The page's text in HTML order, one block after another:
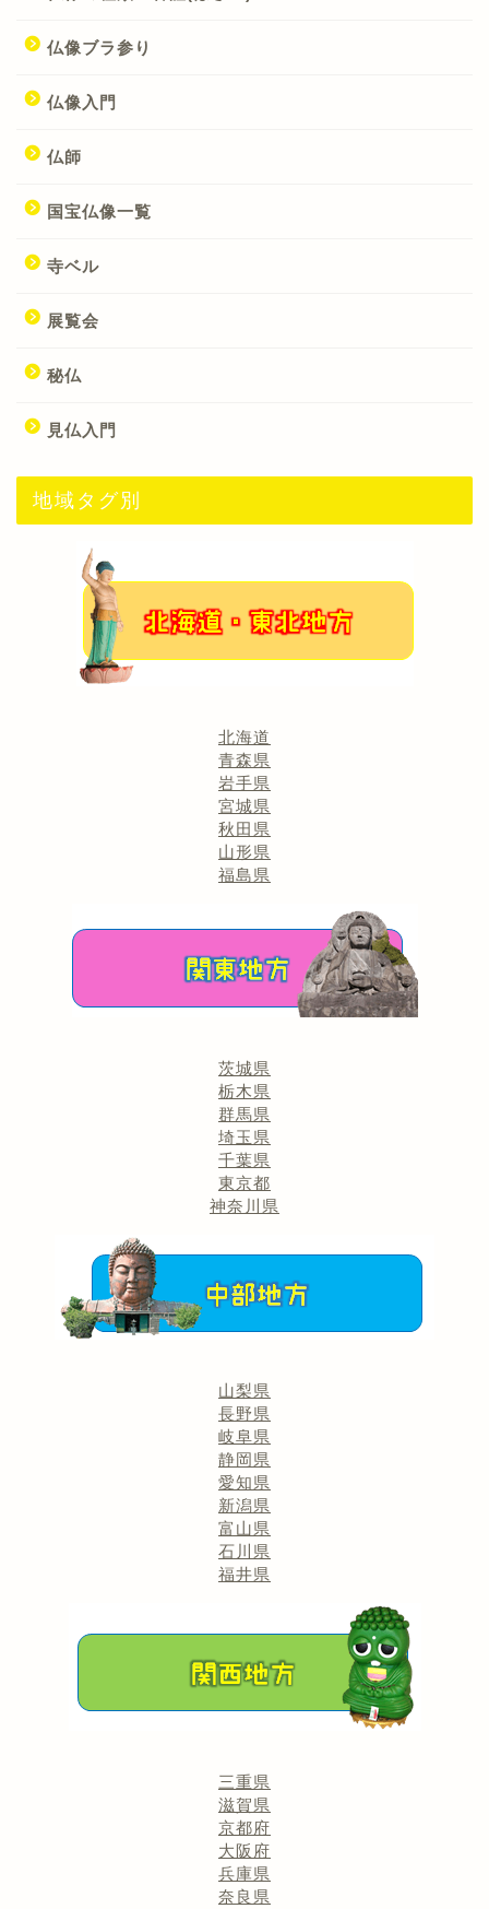
仏像ブラ参り
仏像入門
仏師
国宝仏像一覧
寺ベル
展覧会
秘仏
見仏入門
地域タグ別
北海道
青森県
岩手県
宮城県
秋田県
山形県
福島県
茨城県
栃木県
群馬県
埼玉県
千葉県
東京都
神奈川県
山梨県
長野県
岐阜県
静岡県
愛知県
新潟県
富山県
石川県
福井県
三重県
滋賀県
京都府
大阪府
兵庫県
奈良県